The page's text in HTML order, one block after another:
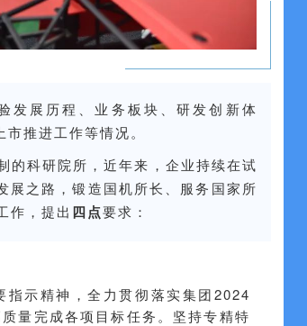
发展历程、业务板块、研发创新体
推进工作等情况。
的科研院所，近年来，企业持续在试
展之路，锻造国机所长、服务国家所
作，提出 四点要求：
示精神，全力贯彻落实集团2024
量完成各项目标任务。坚持专精特